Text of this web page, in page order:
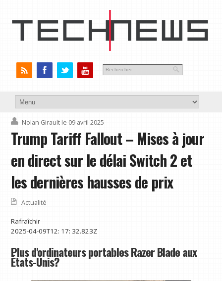
Nolan Girault le 09 avril 2025
Trump Tariff Fallout – Mises à jour
en direct sur le délai Switch 2 et
les dernières hausses de prix
Actualité
Rafraîchir
2025-04-09T12: 17: 32.823Z
Plus d'ordinateurs portables Razer Blade aux
États-Unis?